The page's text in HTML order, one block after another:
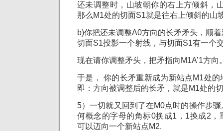
还未调整时，山坡朝你的右上方倾斜，
那么M1处的切面S1就是往右上倾斜的山
b)你把还未调整A0方向的长矛矛头，顺
切面S1投影一个射线，与切面S1有一个
现在请你调整矛头，把矛指向M1A’1方向
于是， 你的长矛重新成为新站点M1处
即：方向被调整后的长矛，就是M1处的
5）一切就又回到了在M0点时的操作步
何概念的字母的角标0换成1，1换成2，
可以迈向一个新站点M2.